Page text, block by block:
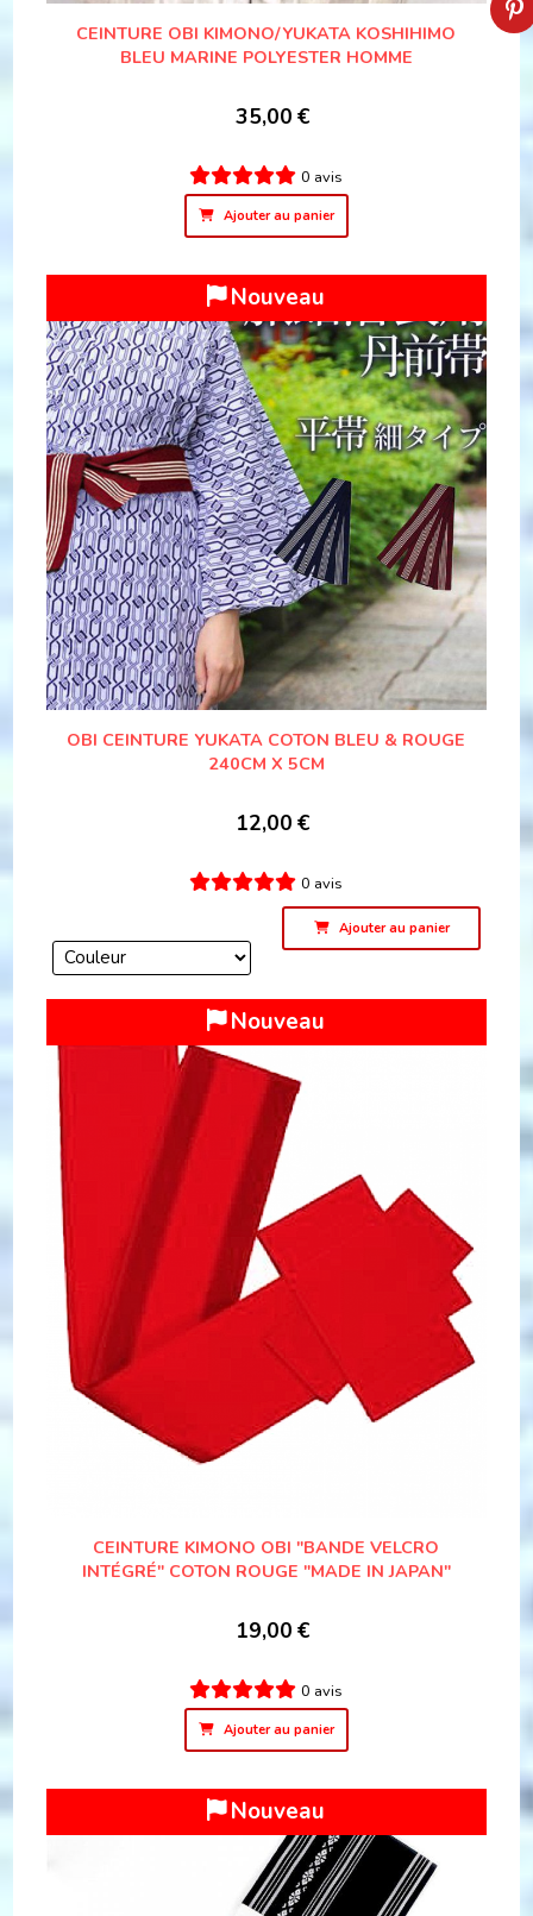
CEINTURE OBI KIMONO/YUKATA KOSHIHIMO
BLEU MARINE POLYESTER HOMME
35,00 €
0 avis
Ajouter au panier
Nouveau
OBI CEINTURE YUKATA COTON BLEU & ROUGE
240CM X 5CM
12,00 €
0 avis
Ajouter au panier
Nouveau
CEINTURE KIMONO OBI "BANDE VELCRO
INTÉGRÉ" COTON ROUGE "MADE IN JAPAN"
19,00 €
0 avis
Ajouter au panier
Nouveau